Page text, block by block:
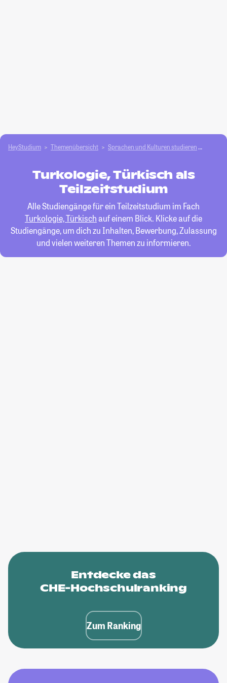
HeyStudium Themenübersicht Sprachen und Kulturen studieren
Turkologie, Türkisch als
Teilzeitstudium
Alle Studiengänge für ein Teilzeitstudium im Fach
Turkologie, Türkischauf einem Blick. Klicke auf die
Studiengänge, um dich zu Inhalten, Bewerbung, Zulassung
und vielen weiteren Themen zu informieren.
Entdecke das
CHE-Hochschulranking
Zum Ranking